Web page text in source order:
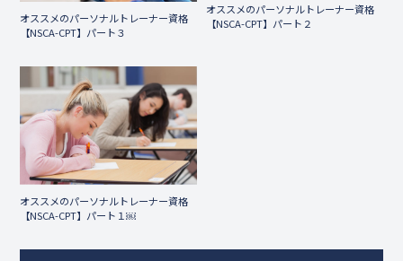
オススメのパーソナルトレーナー資格
【NSCA-CPT】パート３
オススメのパーソナルトレーナー資格
【NSCA-CPT】パート２
オススメのパーソナルトレーナー資格
【NSCA-CPT】パート１￼